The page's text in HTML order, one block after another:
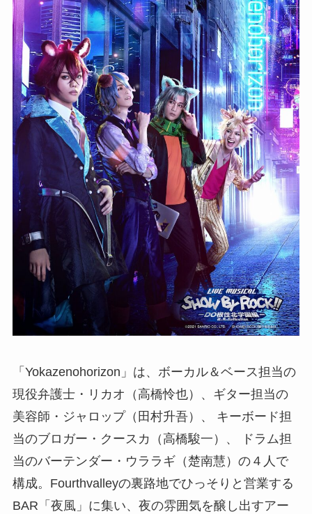
「Yokazenohorizon」は、ボーカル＆ベース担当の
現役弁護士・リカオ（高橋怜也）、ギター担当の
美容師・ジャロップ（田村升吾）、 キーボード担
当のブロガー・クースカ（高橋駿一）、 ドラム担
当のバーテンダー・ウララギ（楚南慧）の４人で
構成。Fourthvalleyの裏路地でひっそりと営業する
BAR「夜風」に集い、夜の雰囲気を醸し出すアー